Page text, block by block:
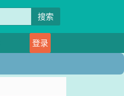
搜索
登录